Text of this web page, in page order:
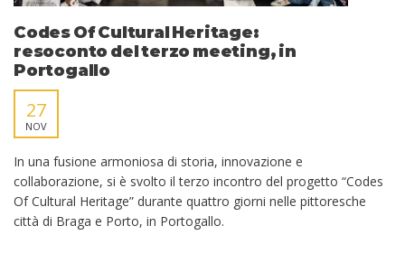
Codes Of Cultural Heritage:
resoconto del terzo meeting, in
Portogallo
27
NOV
In una fusione armoniosa di storia, innovazione e
collaborazione, si è svolto il terzo incontro del progetto “Codes
Of Cultural Heritage” durante quattro giorni nelle pittoresche
città di Braga e Porto, in Portogallo.